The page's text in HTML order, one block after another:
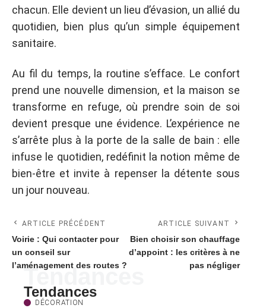
chacun. Elle devient un lieu d’évasion, un allié du
quotidien, bien plus qu’un simple équipement
sanitaire.
Au fil du temps, la routine s’efface. Le confort
prend une nouvelle dimension, et la maison se
transforme en refuge, où prendre soin de soi
devient presque une évidence. L’expérience ne
s’arrête plus à la porte de la salle de bain : elle
infuse le quotidien, redéfinit la notion même de
bien-être et invite à repenser la détente sous
un jour nouveau.
ARTICLE PRÉCÉDENT
Voirie : Qui contacter pour
un conseil sur
l’aménagement des routes ?
ARTICLE SUIVANT
Bien choisir son chauffage
d’appoint : les critères à ne
pas négliger
Tendances
Tendances
DÉCORATION